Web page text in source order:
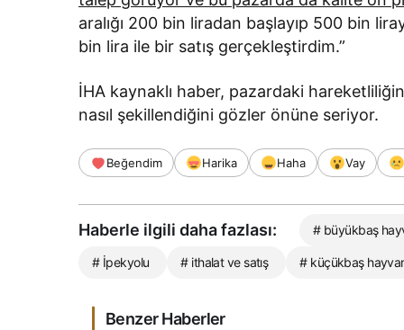
aralığı 200 bin liradan başlayıp 500 bin
bin lira ile bir satış gerçekleştirdim.”
İHA kaynaklı haber, pazardaki
nasıl şekillendiğini gözler önüne seriyor.
Beğendim Harika Haha Vay
Haberle ilgili daha fazlası: # büyükbaş
# İpekyolu # ithalat ve satış # küçükbaş
Benzer Haberler